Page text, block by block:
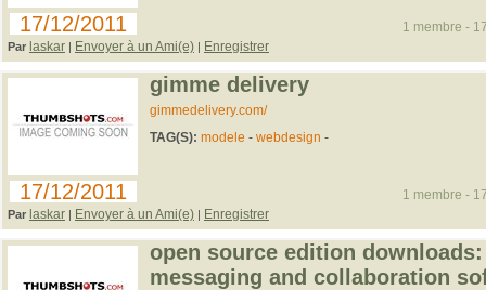
17/12/2011
Par laskar | Envoyer à un Ami(e) | Enregistrer
1 membre -
17/12/2011
gimme delivery
gimmedelivery.com/
TAG(S): modele - webdesign -
Par laskar | Envoyer à un Ami(e) | Enregistrer
1 membre -
open source edition
messaging and collaboration